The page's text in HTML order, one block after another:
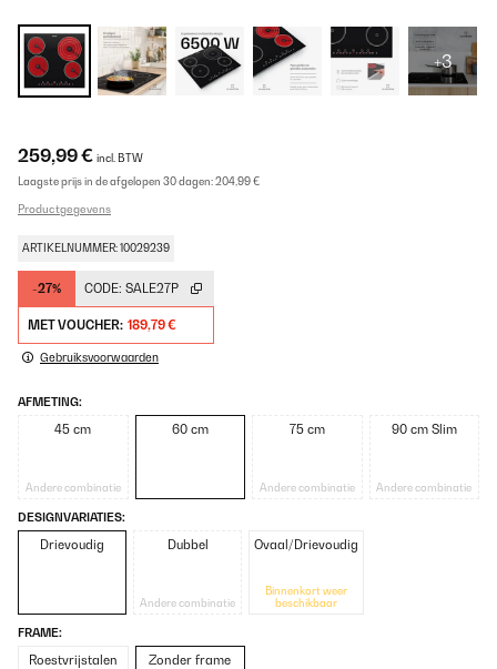
+3
259,99 € incl. BTW
Laagste prijs in de afgelopen 30 dagen:204,99 €
Productgegevens
ARTIKELNUMMER: 10029239
-27% CODE: SALE27P
MET VOUCHER: 189,79 €
Gebruiksvoorwaarden
AFMETING:
45 cm
Andere combinatie
60 cm 75 cm
Andere combinatie
90 cm Slim
Andere combinatie
DESIGNVARIATIES:
Drievoudig Dubbel
Andere combinatie
Ovaal/Drievoudig
Binnenkort weer
beschikbaar
FRAME:
Roestvrijstalen
Zonder frame